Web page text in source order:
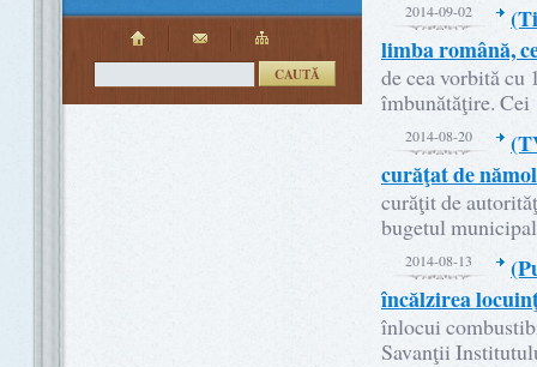
CAUTĂ
2014-09-02
limba română,
de cea vorbită cu
îmbunătăţire. Cei
2014-08-20
curăţat de nămol
curăţit de
bugetul
2014-08-13
încălzirea
înlocui
Savanţii